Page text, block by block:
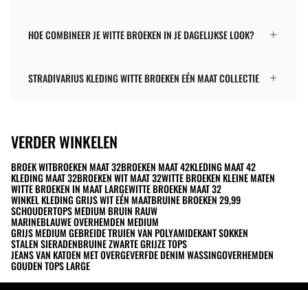
HOE COMBINEER JE WITTE BROEKEN IN JE DAGELIJKSE LOOK?
STRADIVARIUS KLEDING WITTE BROEKEN EÉN MAAT COLLECTIE
VERDER WINKELEN
BROEK WITBROEKEN MAAT 32BROEKEN MAAT 42KLEDING MAAT 42
KLEDING MAAT 32BROEKEN WIT MAAT 32WITTE BROEKEN KLEINE MATEN
WITTE BROEKEN IN MAAT LARGEWITTE BROEKEN MAAT 32
WINKEL KLEDING GRIJS WIT EÉN MAATBRUINE BROEKEN 29,99
SCHOUDERTOPS MEDIUM BRUIN RAUW
MARINEBLAUWE OVERHEMDEN MEDIUM
GRIJS MEDIUM GEBREIDE TRUIEN VAN POLYAMIDEKANT SOKKEN
STALEN SIERADENBRUINE ZWARTE GRIJZE TOPS
JEANS VAN KATOEN MET OVERGEVERFDE DENIM WASSINGOVERHEMDEN
GOUDEN TOPS LARGE